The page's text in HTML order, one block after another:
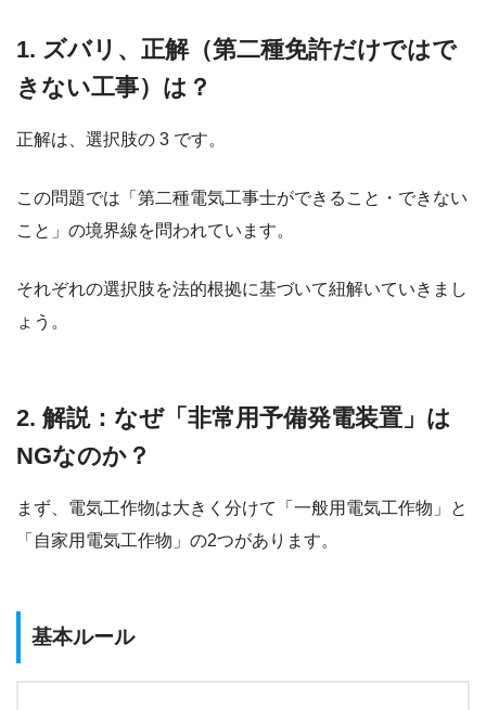
1. ズバリ、正解（第二種免許だけではで
きない工事）は？
正解は、選択肢の 3 です。
この問題では「第二種電気工事士ができること・できない
こと」の境界線を問われています。
それぞれの選択肢を法的根拠に基づいて紐解いていきまし
ょう。
2. 解説：なぜ「非常用予備発電装置」は
NGなのか？
まず、電気工作物は大きく分けて「一般用電気工作物」と
「自家用電気工作物」の2つがあります。
基本ルール